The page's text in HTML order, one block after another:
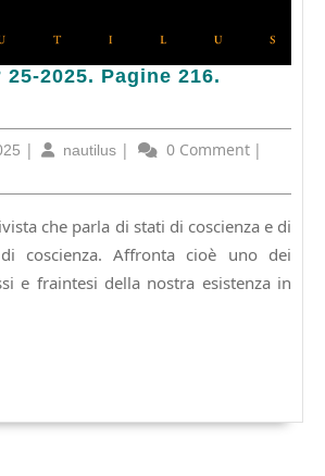
25-2025. Pagine 216.
2025
| nautilusnautilus
| 0 Comment |
che parla di stati di coscienza e di
coscienza. Affronta cioè uno dei
e fraintesi della nostra esistenza in